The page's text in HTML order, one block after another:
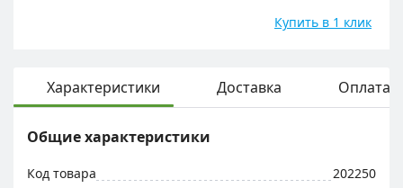
Купить в 1 клик
Характеристики Доставка Оплата
Общие характеристики
Код товара
202250